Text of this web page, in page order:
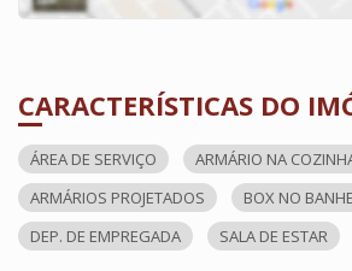
CARACTERÍSTICAS DO
ÁREA DE SERVIÇO
ARMÁRIO NA
ARMÁRIOS PROJETADOS
BOX NO
DEP. DE EMPREGADA
SALA DE ESTAR